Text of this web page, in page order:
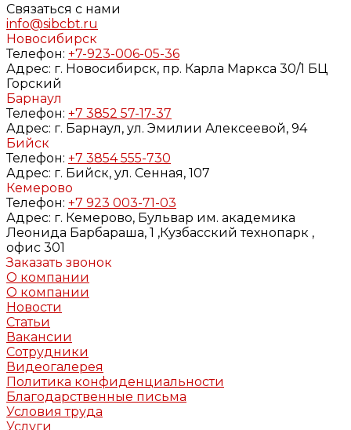
Связаться с нами
info@sibcbt.ru
Новосибирск
Телефон: +7-923-006-05-36
Адрес: г. Новосибирск, пр. Карла Маркса 30/1 БЦ
Горский
Барнаул
Телефон: +7 3852 57-17-37
Адрес: г. Барнаул, ул. Эмилии Алексеевой, 94
Бийск
Телефон: +7 3854 555-730
Адрес: г. Бийск, ул. Сенная, 107
Кемерово
Телефон: +7 923 003-71-03
Адрес: г. Кемерово, Бульвар им. академика
Леонида Барбараша, 1 ,Кузбасский технопарк ,
офис 301
Заказать звонок
О компании
О компании
Новости
Статьи
Вакансии
Сотрудники
Видеогалерея
Политика конфиденциальности
Благодарственные письма
Условия труда
Услуги